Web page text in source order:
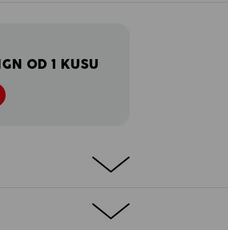
OD 1 KUSU
pracovní oděvy s jednoduchým